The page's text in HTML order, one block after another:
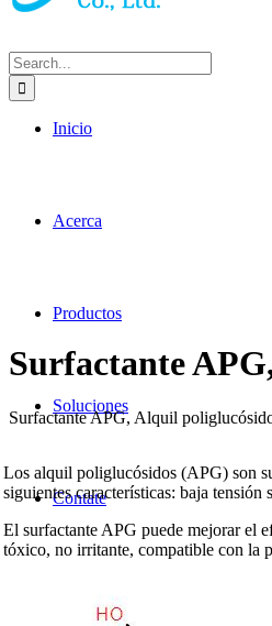
Search
for:
Inicio
Acerca
Productos
Soluciones
Contate
Surfactante
Surfactante APG, Alquil
Los alquil poliglucósidos (APG) son
siguientes características: baja
El surfactante APG puede mejorar el
tóxico, no irritante, compatible con la